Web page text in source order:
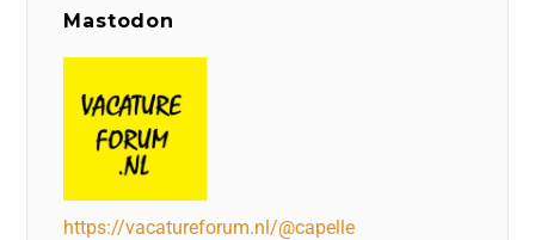
Mastodon
https://vacatureforum.nl/@capelle